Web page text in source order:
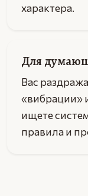
характера.
Для
Вас
«вибрации»
ищете
правила и